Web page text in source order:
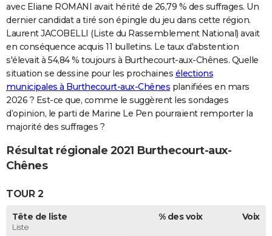
Bricolage
Lifestyle
Culture
Sport
Auto
Television
Voyage
Cinema
avec Eliane ROMANI avait hérité de 26,79 % des suffrages. Un
dernier candidat a tiré son épingle du jeu dans cette région.
Laurent JACOBELLI (Liste du Rassemblement National) avait
en conséquence acquis 11 bulletins. Le taux d'abstention
s'élevait à 54,84 % toujours à Burthecourt-aux-Chênes. Quelle
situation se dessine pour les prochaines élections
municipales à Burthecourt-aux-Chênes planifiées en mars
2026 ? Est-ce que, comme le suggèrent les sondages
d’opinion, le parti de Marine Le Pen pourraient remporter la
majorité des suffrages ?
Résultat régionale 2021 Burthecourt-aux-
Chênes
TOUR 2
Tête de liste
Liste
% des voix Voix